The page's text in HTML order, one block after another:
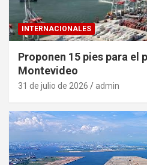
INTERNACIONALES
Proponen 15 pies para el
Montevideo
31 de julio de 2026 admin